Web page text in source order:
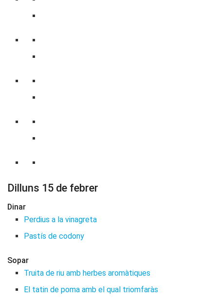
Dilluns 15 de febrer
Dinar
Perdius a la vinagreta
Pastís de codony
Sopar
Truita de riu amb herbes aromàtiques
El tatin de poma amb el qual triomfaràs